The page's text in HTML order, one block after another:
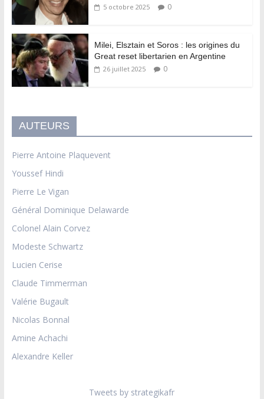
5 octobre 2025 0
Milei, Elsztain et Soros : les origines du
Great reset libertarien en Argentine
26 juillet 2025 0
AUTEURS
Pierre Antoine Plaquevent
Youssef Hindi
Pierre Le Vigan
Général Dominique Delawarde
Colonel Alain Corvez
Modeste Schwartz
Lucien Cerise
Claude Timmerman
Valérie Bugault
Nicolas Bonnal
Amine Achachi
Alexandre Keller
Tweets by strategikafr